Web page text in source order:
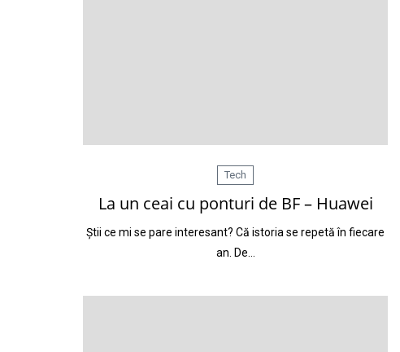
Tech
La un ceai cu ponturi de BF – Huawei
Știi ce mi se pare interesant? Că istoria se repetă în fiecare
an. De…